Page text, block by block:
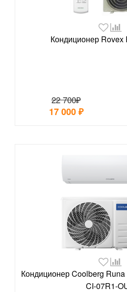
Кондиционер Rovex
22 700₽
17 000₽
Кондиционер Coolberg
CI-07R1-